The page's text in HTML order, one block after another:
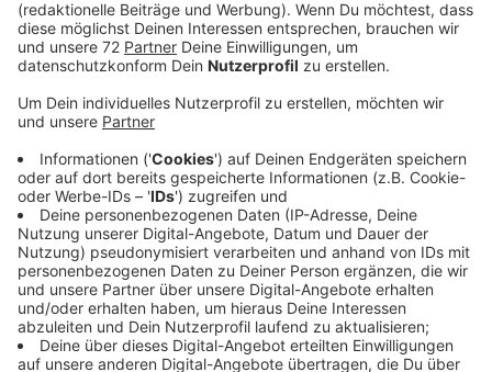
Nach dem Sommer soll es ja losgehen. Heute stellt
die Gemeinde Einzelheiten zum Umzug der Rathaus-
Mitarbeiter vor. Ein Großteil der Rathaus-Mitarbeiter
zieht in ein Übergangsquartier im Capeller Dorfkern an
der Ferdinand-Kortmann-Straße ein. Weil es im
vorgesehenen Büro-Gebäude allerdings nicht genug
Platz für alle gibt, zieht ein Fachbereich in die
ehemalige Gaststätte Mersch „Bei Pippo“ in Capelle
ein. 22 Jahre stand das Gebäude leer, jetzt bewegt
sich hier endlich wieder etwas. Derzeit bereitet eine
Baufirma das Gebäude vor. Der hintere Bereich, in dem
eine Kegelbahn untergebracht war, ist schon